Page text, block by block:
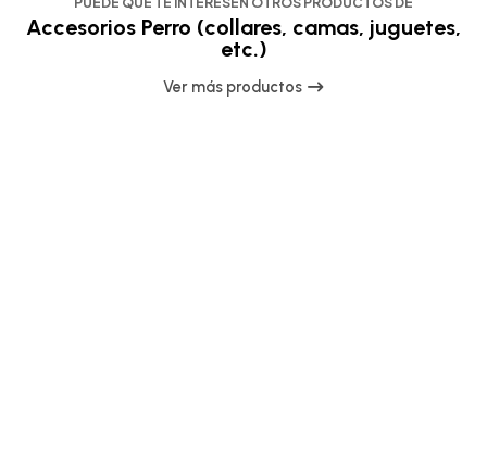
Accesorios Perro (collares, camas, juguetes,
etc.)
Ver más productos